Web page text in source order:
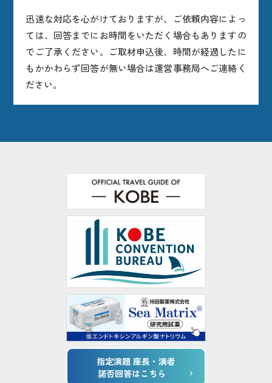
迅速な対応を心がけておりますが、ご依頼内容によっ
ては、回答までにお時間をいただく場合もありますの
でご了承ください。ご取材申込後、時間が経過したに
もかかわらず回答が無い場合は運営事務局へご連絡く
ださい。
指定演題 座長・演者
諾否回答はこちら